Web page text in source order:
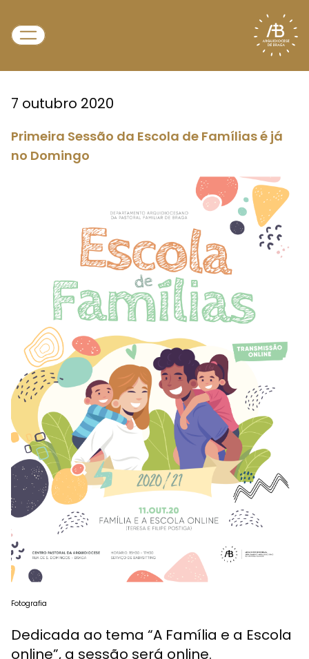
7 outubro 2020
Primeira Sessão da Escola de Famílias é já
no Domingo
Fotografia
Dedicada ao tema “A Família e a Escola
online”, a sessão será online.